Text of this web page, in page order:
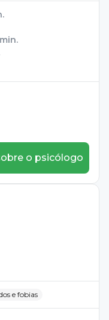
o psicólogo
e fobias